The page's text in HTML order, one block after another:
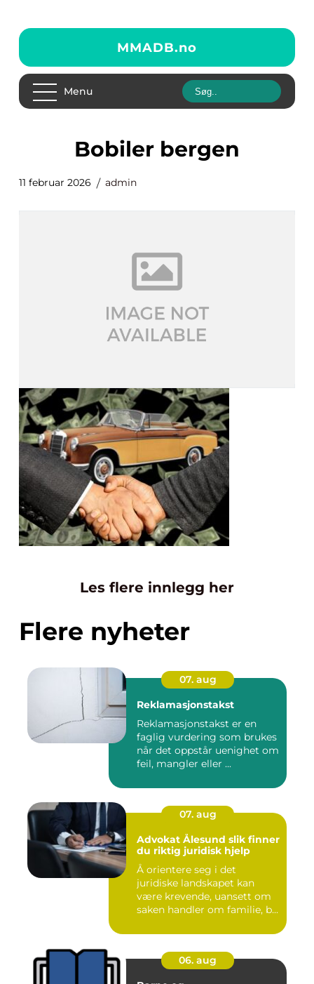
MMADB.no
Menu
bobiler bergen
11 februar 2026 admin
Les flere innlegg her
Flere nyheter
07. aug
Reklamasjonstakst
Reklamasjonstakst er en
faglig vurdering som brukes
når det oppstår uenighet om
feil, mangler eller ...
07. aug
Advokat Ålesund slik finner
du riktig juridisk hjelp
Å orientere seg i det
juridiske landskapet kan
være krevende, uansett om
saken handler om familie, b...
06. aug